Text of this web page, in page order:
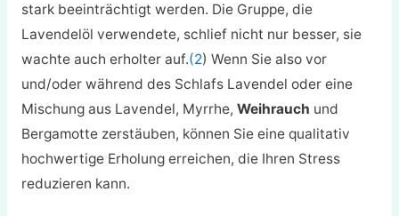
stark beeinträchtigt werden. Die Gruppe, die
Lavendelöl verwendete, schlief nicht nur besser, sie
wachte auch erholter auf.(2) Wenn Sie also vor
und/oder während des Schlafs Lavendel oder eine
Mischung aus Lavendel, Myrrhe, Weihrauch und
Bergamotte zerstäuben, können Sie eine qualitativ
hochwertige Erholung erreichen, die Ihren Stress
reduzieren kann.